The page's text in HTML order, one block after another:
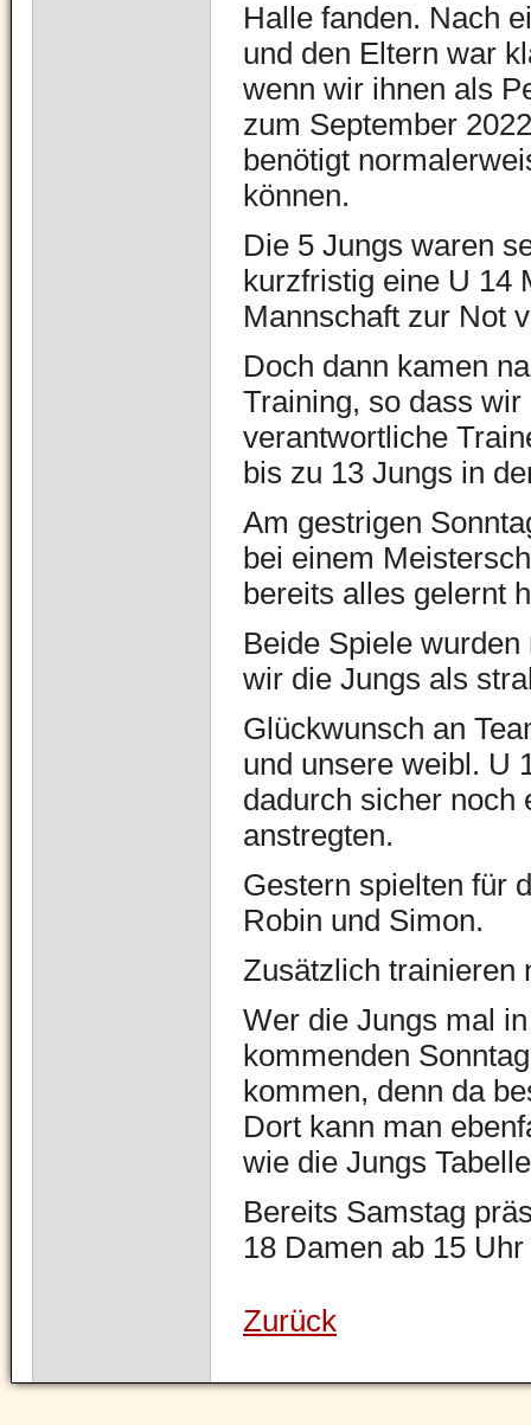
Halle fanden. Nach
und den Eltern war
wenn wir ihnen als
zum September
benötigt
können.
Die 5 Jungs waren
kurzfristig eine U 14
Mannschaft zur Not
Doch dann kamen
Training, so dass
verantwortliche
bis zu 13 Jungs in
Am gestrigen
bei einem
bereits alles gelernt
Beide Spiele
wir die Jungs als
Glückwunsch an
und unsere weibl. U
dadurch sicher noch
anstregten.
Gestern spielten für
Robin und Simon.
Zusätzlich trainieren
Wer die Jungs mal
kommenden
kommen, denn da
Dort kann man
wie die Jungs
Bereits Samstag
18 Damen ab 15
Zurück
Navigation